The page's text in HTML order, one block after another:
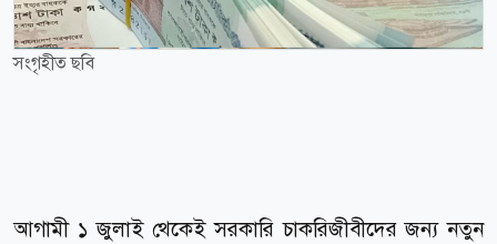
সংগৃহীত ছবি
আগামী ১ জুলাই থেকেই সরকারি চাকরিজীবীদের জন্য নতুন